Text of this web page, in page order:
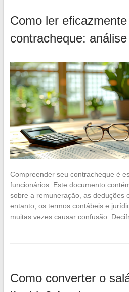
Como ler
contracheque:
Compreender seu contracheque é
funcionários. Este documento
sobre a remuneração, as deduções
entanto, os termos contábeis e
muitas vezes causar confusão.
Como converter o